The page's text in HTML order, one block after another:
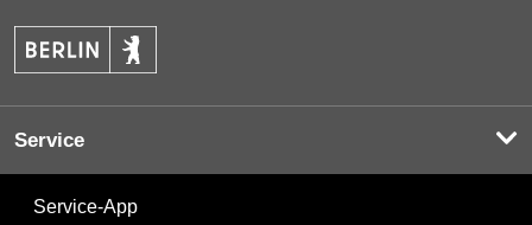
Service
Service-App